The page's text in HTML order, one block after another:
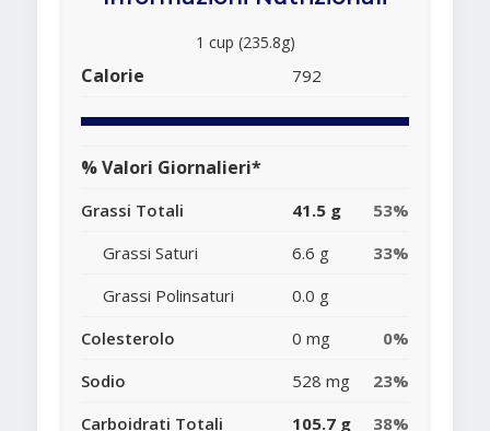
1 cup (235.8g)
Calorie 792
% Valori Giornalieri*
Grassi Totali 41.5 g
53%
Grassi Saturi
6.6 g
33%
Grassi Polinsaturi
0.0 g
Colesterolo
0 mg
0%
Sodio
528 mg
23%
Carboidrati Totali
105.7 g 38%